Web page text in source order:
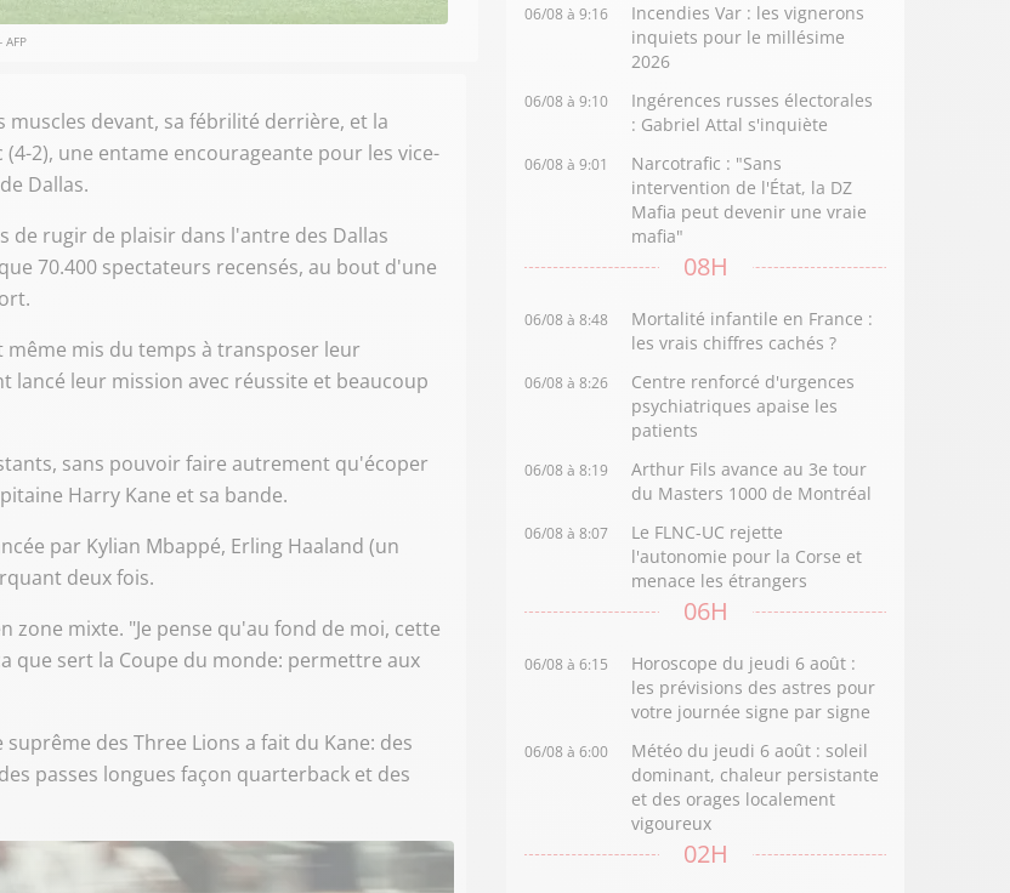
AFP
devant, sa fébrilité derrière, et la
2), une entame encourageante pour les vice-
Dallas.
de rugir de plaisir dans l'antre des Dallas
70.400 spectateurs recensés, au bout d'une
mis du temps à transposer leur
lancé leur mission avec réussite et beaucoup
sans pouvoir faire autrement qu'écoper
Harry Kane et sa bande.
par Kylian Mbappé, Erling Haaland (un
deux fois.
zone mixte. "Je pense qu'au fond de moi, cette
que sert la Coupe du monde: permettre aux
des Three Lions a fait du Kane: des
passes longues façon quarterback et des
06/08 à 9:16
Incendies Var : les vignerons
inquiets pour le millésime
2026
06/08 à 9:10
Ingérences russes électorales
: Gabriel Attal s'inquiète
06/08 à 9:01
Narcotrafic : "Sans
intervention de l'État, la DZ
Mafia peut devenir une vraie
mafia"
08H
06/08 à 8:48
Mortalité infantile en France :
les vrais chiffres cachés ?
06/08 à 8:26
Centre renforcé d'urgences
psychiatriques apaise les
patients
06/08 à 8:19
Arthur Fils avance au 3e tour
du Masters 1000 de Montréal
06/08 à 8:07
Le FLNC-UC rejette
l'autonomie pour la Corse et
menace les étrangers
06H
06/08 à 6:15
Horoscope du jeudi 6 août :
les prévisions des astres pour
votre journée signe par signe
06/08 à 6:00
Météo du jeudi 6 août : soleil
dominant, chaleur persistante
et des orages localement
vigoureux
02H